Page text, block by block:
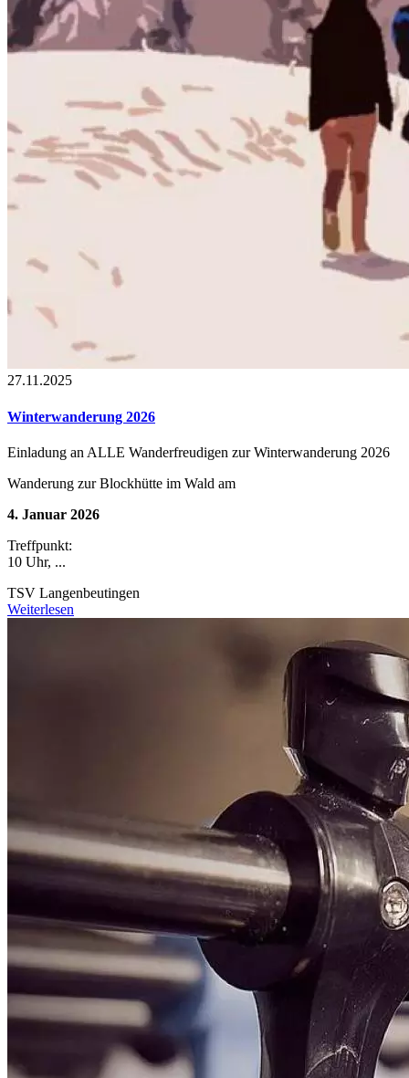
27.11.2025
Winterwanderung 2026
Einladung an ALLE Wanderfreudigen zur Winterwanderung 2026
Wanderung zur Blockhütte im Wald am
4. Januar 2026
Treffpunkt:
10 Uhr, ...
TSV Langenbeutingen
Weiterlesen